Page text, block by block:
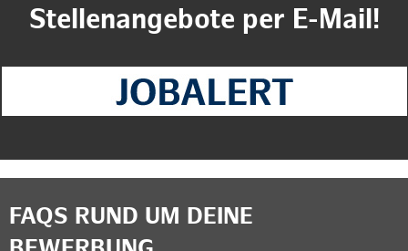
Stellenangebote per E-Mail!
FAQS RUND UM DEINE